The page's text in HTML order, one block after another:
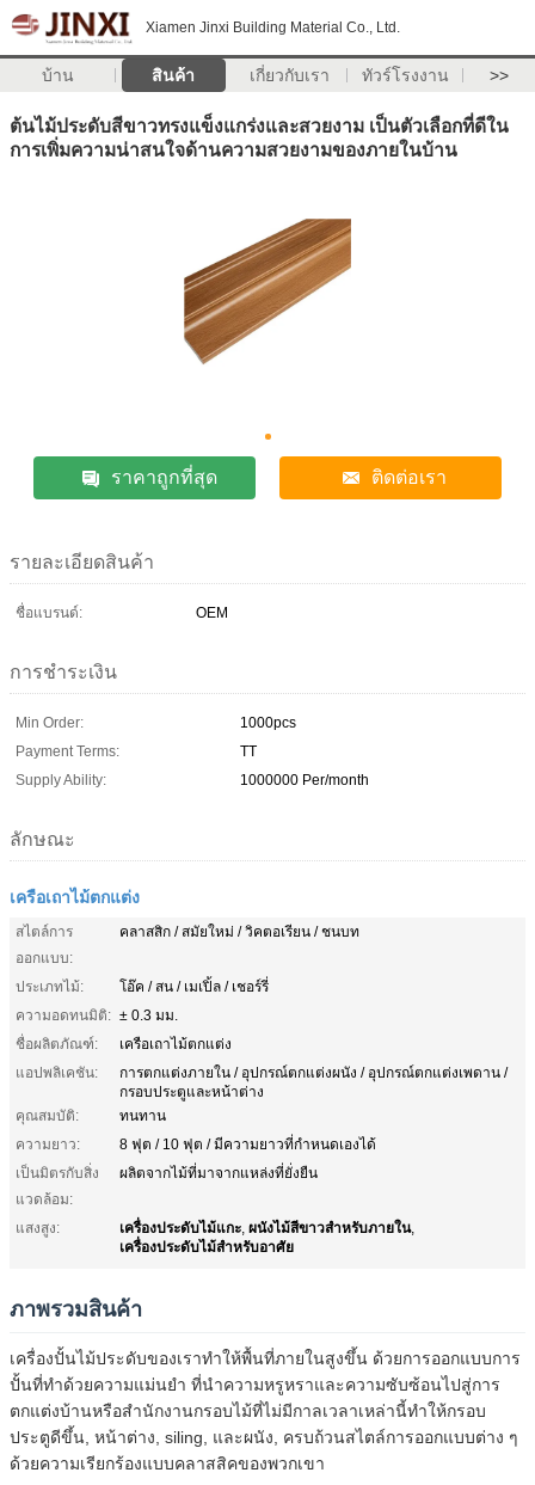
Xiamen Jinxi Building Material Co., Ltd.
บ้าน สินค้า เกี่ยวกับเรา ทัวร์โรงงาน >>
ต้นไม้ประดับสีขาวทรงแข็งแกร่งและสวยงาม เป็นตัวเลือกที่ดีใน
การเพิ่มความน่าสนใจด้านความสวยงามของภายในบ้าน
ราคาถูกที่สุด ติดต่อเรา
รายละเอียดสินค้า
ชื่อแบรนด์: OEM
การชำระเงิน
Min Order:
1000pcs
Payment Terms:
TT
Supply Ability:
1000000 Per/month
ลักษณะ
เครือเถาไม้ตกแต่ง
สไตล์การ
ออกแบบ:
คลาสสิก / สมัยใหม่ / วิคตอเรียน / ชนบท
ประเภทไม้:
โอ๊ค / สน / เมเปิ้ล / เชอร์รี่
ความอดทนมิติ: ± 0.3 มม.
ชื่อผลิตภัณฑ์:
เครือเถาไม้ตกแต่ง
แอปพลิเคชัน:
การตกแต่งภายใน / อุปกรณ์ตกแต่งผนัง / อุปกรณ์ตกแต่งเพดาน /
กรอบประตูและหน้าต่าง
คุณสมบัติ:
ทนทาน
ความยาว:
8 ฟุต / 10 ฟุต / มีความยาวที่กำหนดเองได้
เป็นมิตรกับสิ่ง
แวดล้อม:
ผลิตจากไม้ที่มาจากแหล่งที่ยั่งยืน
แสงสูง: เครื่องประดับไม้แกะ, ผนังไม้สีขาวสําหรับภายใน,
เครื่องประดับไม้สําหรับอาศัย
ภาพรวมสินค้า
เครื่องปั้นไม้ประดับของเราทําให้พื้นที่ภายในสูงขึ้น ด้วยการออกแบบการ
ปั้นที่ทําด้วยความแม่นยํา ที่นําความหรูหราและความซับซ้อนไปสู่การ
ตกแต่งบ้านหรือสํานักงานกรอบไม้ที่ไม่มีกาลเวลาเหล่านี้ทําให้กรอบ
ประตูดีขึ้น, หน้าต่าง, siling, และผนัง, ครบถ้วนสไตล์การออกแบบต่าง ๆ
ด้วยความเรียกร้องแบบคลาสสิคของพวกเขา